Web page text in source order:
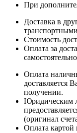
При
Доставка в
Стоимость
Оплата за
Оплата
доставляется
получении.
Юридическим
(оригинал
Оплата картой